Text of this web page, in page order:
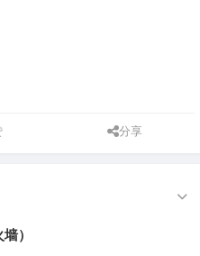
分享
）